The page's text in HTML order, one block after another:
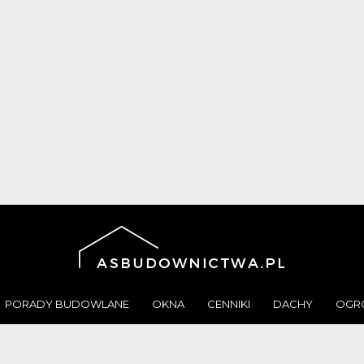
PORADY BUDOWLANE OKNA CENNIKI DACHY